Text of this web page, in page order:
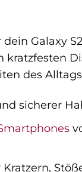
Galaxy
kratzfesten
des
sicherer